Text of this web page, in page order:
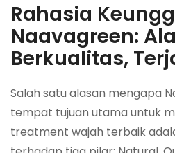
Rahasia
Naavagreen:
Berkualitas,
Salah satu alasan mengapa
tempat tujuan utama untuk
treatment wajah terbaik